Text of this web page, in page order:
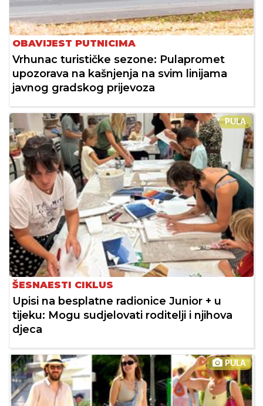
OBAVIJEST PUTNICIMA
Vrhunac turističke sezone: Pulapromet
upozorava na kašnjenja na svim linijama
javnog gradskog prijevoza
PULA
ŠESNAESTI CIKLUS
Upisi na besplatne radionice Junior + u
tijeku: Mogu sudjelovati roditelji i njihova
djeca
PULA